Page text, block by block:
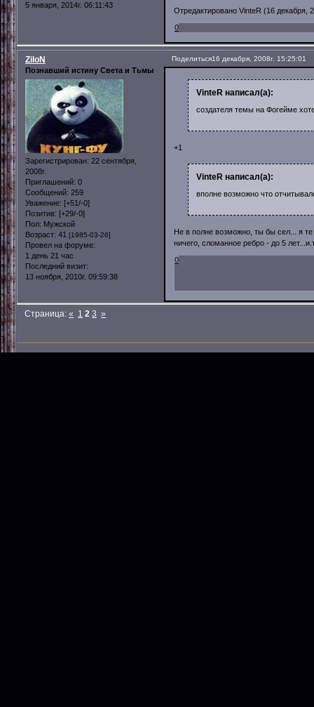
5 января, 2014г. 06:11:43
Отредактировано VinteR (16 декабря,
0
Поделиться16 декабря, 2008г. 15:25:01
ZiloN
Познавший истину Света и Тьмы
Зарегистрирован: 22 сентября,
2008г.
Приглашений: 0
Сообщений: 259
Уважение: [+51/-0]
Позитив: [+29/-0]
Пол: Мужской
Возраст: 41 [1985-03-26]
Провел на форуме:
1 день 21 час
Последний визит:
13 ноября, 2010г. 09:59:38
VinteR написал(а):
создателя темы на Фогейме
+1
VinteR написал(а):
вполне возможно что
Не в полне возможно, ты бы сел... я
ничего, сломанное ребро - до 5
0
Страница:« 1 2 3 »